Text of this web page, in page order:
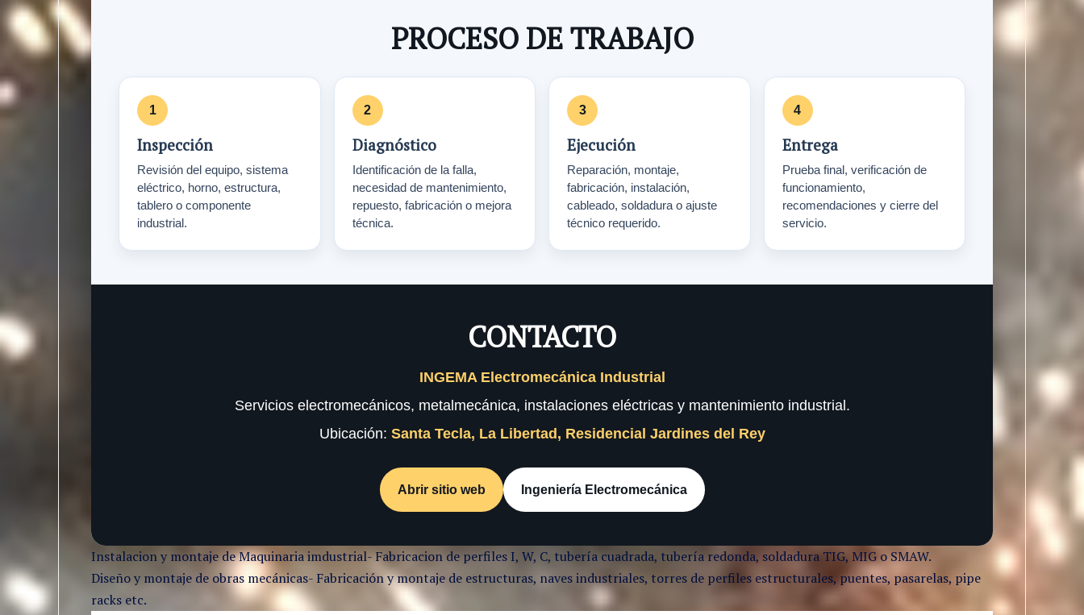
PROCESO DE TRABAJO
Inspección
Revisión del equipo, sistema
eléctrico, horno, estructura,
tablero o componente
industrial.
Diagnóstico
Identificación de la falla,
necesidad de mantenimiento,
repuesto, fabricación o mejora
técnica.
Ejecución
Reparación, montaje,
fabricación, instalación,
cableado, soldadura o ajuste
técnico requerido.
Entrega
Prueba final, verificación de
funcionamiento,
recomendaciones y cierre del
servicio.
CONTACTO
INGEMA Electromecánica Industrial
Servicios electromecánicos, metalmecánica, instalaciones eléctricas y mantenimiento industrial.
Ubicación: Santa Tecla, La Libertad, Residencial Jardines del Rey
Abrir sitio web Ingeniería Electromecánica
Instalacion y montaje de Maquinaria imdustrial- Fabricacion de perfiles I, W, C, tubería cuadrada, tubería redonda, soldadura TIG, MIG o SMAW.
Diseño y montaje de obras mecánicas- Fabricación y montaje de estructuras, naves industriales, torres de perfiles estructurales, puentes, pasarelas, pipe
racks etc.